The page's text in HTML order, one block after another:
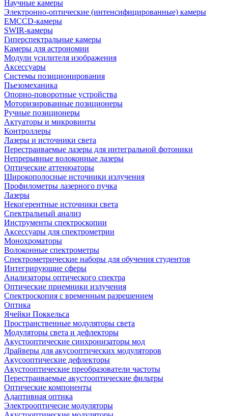
Научные камеры
Электронно-оптические (интенсифицированные) камеры
EMCCD-камеры
SWIR-камеры
Гиперспектральные камеры
Камеры для астрономии
Модули усилителя изображения
Аксессуары
Системы позиционирования
Пьезомеханика
Опорно-поворотные устройства
Моторизированные позиционеры
Ручные позиционеры
Актуаторы и микровинты
Контроллеры
Лазеры и источники света
Перестраиваемые лазеры для интегральной фотоники
Непрерывные волоконные лазеры
Оптические аттенюаторы
Широкополосные источники излучения
Профилометры лазерного пучка
Лазеры
Некогерентные источники света
Спектральный анализ
Инструменты спектроскопии
Аксессуары для спектрометрии
Монохроматоры
Волоконные спектрометры
Спектрометрические наборы для обучения студентов
Интегрирующие сферы
Анализаторы оптического спектра
Оптические приемники излучения
Спектроскопия с временным разрешением
Оптика
Ячейки Поккельса
Пространственные модуляторы света
Модуляторы света и дефлекторы
Акустооптические синхронизаторы мод
Драйверы для акусооптических модуляторов
Акусооптические дефлекторы
Акустооптические преобразователи частоты
Перестраиваемые акустооптические фильтры
Оптические компоненты
Адаптивная оптика
Электрооптичесие модуляторы